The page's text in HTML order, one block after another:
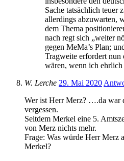
Sache tatsächlich teuer
allerdings abzuwarten,
dem Thema
nach regt sich „weiter
gegen MeMa’s Plan;
Tragweite erfordert
wären, wenn ich
W. Lerche 29. Mai 2020
Wer ist Herr Merz? ….da war
vergessen.
Seitdem Merkel eine 5.
von Merz nichts mehr.
Frage: Was würde Herr Merz
Merkel?